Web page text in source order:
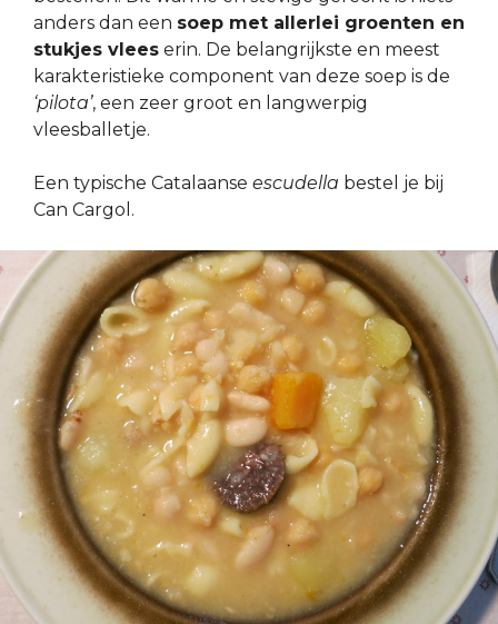
anders dan een soep met allerlei groenten en
stukjes vlees erin. De belangrijkste en meest
karakteristieke component van deze soep is de
‘pilota’, een zeer groot en langwerpig
vleesballetje.
Een typische Catalaanse escudella bestel je bij
Can Cargol.